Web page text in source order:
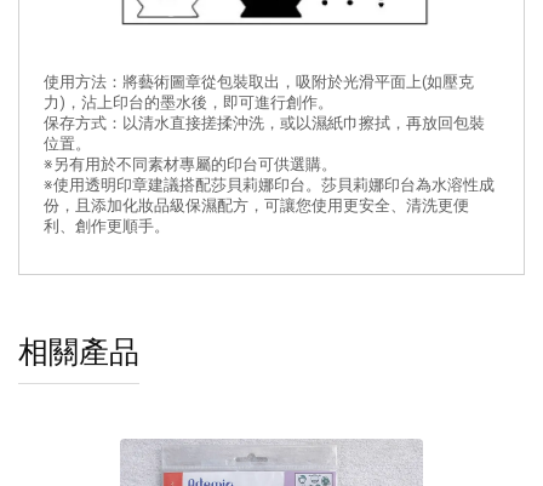
使用方法：將藝術圖章從包裝取出，吸附於光滑平面上(如壓克
力)，沾上印台的墨水後，即可進行創作。
保存方式：以清水直接搓揉沖洗，或以濕紙巾擦拭，再放回包裝
位置。
※另有用於不同素材專屬的印台可供選購。
※使用透明印章建議搭配莎貝莉娜印台。莎貝莉娜印台為水溶性成
份，且添加化妝品級保濕配方，可讓您使用更安全、清洗更便
利、創作更順手。
相關產品